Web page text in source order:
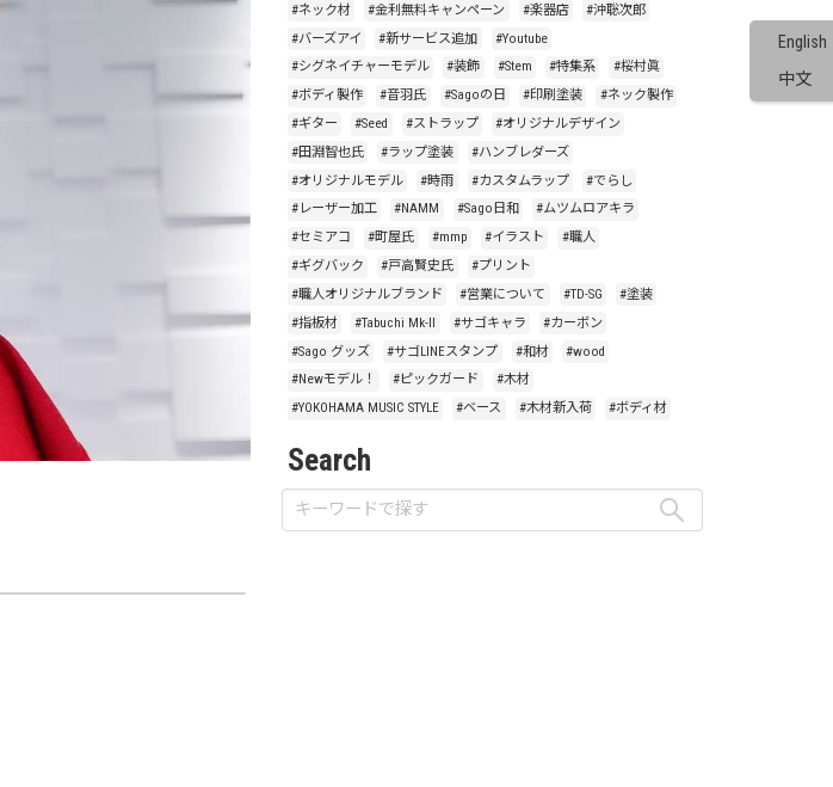
English
中文
#ネック材
#金利無料キャンペーン #楽器店
#沖聡次郎
#バーズアイ
#新サービス追加
#Youtube
#シグネイチャーモデル
#装飾 #Stem #特集系
#桜村眞
#ボディ製作
#音羽氏 #Sagoの日 #印刷塗装
#ネック製作
#ギター
#Seed #ストラップ
#オリジナルデザイン
#田淵智也氏
#ラップ塗装
#ハンブレダーズ
#オリジナルモデル
#時雨 #カスタムラップ
#でらし
#レーザー加工
#NAMM #Sago日和
#ムツムロアキラ
#セミアコ
#町屋氏 #mmp #イラスト
#職人
#ギグバック
#戸高賢史氏
#プリント
#職人オリジナルブランド
#営業について #TD-SG
#塗装
#指板材
#Tabuchi Mk-Ⅱ #サゴキャラ
#カーボン
#Sago グッズ
#サゴLINEスタンプ #和材
#wood
#Newモデル！
#ピックガード
#木材
#YOKOHAMA MUSIC STYLE
#ベース #木材新入荷 #ボディ材
Search